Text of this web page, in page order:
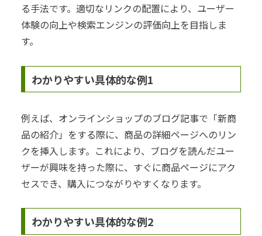
る手法です。適切なリンクの配置により、ユーザー
体験の向上や検索エンジンの評価向上を目指しま
す。
わかりやすい具体的な例1
例えば、オンラインショップのブログ記事で「新商
品の紹介」をする際に、商品の詳細ページへのリン
クを挿入します。これにより、ブログを読んだユー
ザーが興味を持った際に、すぐに商品ページにアク
セスでき、購入につながりやすくなります。
わかりやすい具体的な例2